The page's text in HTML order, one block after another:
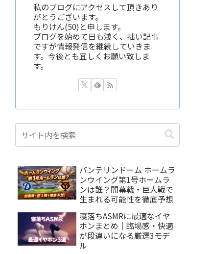
私のブログにアクセスして頂きあり
がとうございます。
もりけん(50)と申します。
ブログを始めて日も浅く、拙い記事
ですが情報発信を継続していきま
す。今後とも宜しくお願い致しま
す。
バンテリンドーム ホームラ
ンウイング第1号ホームラ
ンは誰？開幕戦・巨人戦で
生まれる可能性を徹底予想
寝落ちASMRに最適なイヤ
ホンまとめ｜臨場感・快適
が段違いになる厳選3モデ
ル